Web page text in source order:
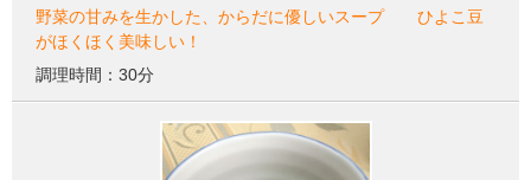
野菜の甘みを生かした、からだに優しいスープ ひよこ豆
がほくほく美味しい！
調理時間：30分